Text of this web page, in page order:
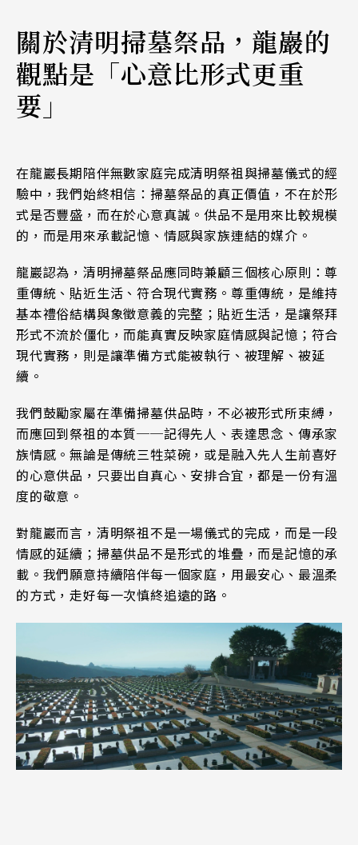
關於清明掃墓祭品，龍巖的
觀點是「心意比形式更重
要」
在龍巖長期陪伴無數家庭完成清明祭祖與掃墓儀式的經
驗中，我們始終相信：掃墓祭品的真正價值，不在於形
式是否豐盛，而在於心意真誠。供品不是用來比較規模
的，而是用來承載記憶、情感與家族連結的媒介。
龍巖認為，清明掃墓祭品應同時兼顧三個核心原則：尊
重傳統、貼近生活、符合現代實務。尊重傳統，是維持
基本禮俗結構與象徵意義的完整；貼近生活，是讓祭拜
形式不流於僵化，而能真實反映家庭情感與記憶；符合
現代實務，則是讓準備方式能被執行、被理解、被延
續。
我們鼓勵家屬在準備掃墓供品時，不必被形式所束縛，
而應回到祭祖的本質──記得先人、表達思念、傳承家
族情感。無論是傳統三牲菜碗，或是融入先人生前喜好
的心意供品，只要出自真心、安排合宜，都是一份有溫
度的敬意。
對龍巖而言，清明祭祖不是一場儀式的完成，而是一段
情感的延續；掃墓供品不是形式的堆疊，而是記憶的承
載。我們願意持續陪伴每一個家庭，用最安心、最溫柔
的方式，走好每一次慎終追遠的路。